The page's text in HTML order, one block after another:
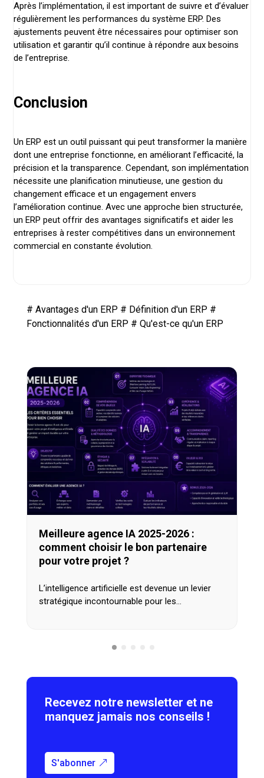
Après l’implémentation, il est important de suivre et d’évaluer
régulièrement les performances du système ERP. Des
ajustements peuvent être nécessaires pour optimiser son
utilisation et garantir qu’il continue à répondre aux besoins
de l’entreprise.
Conclusion
Un ERP est un outil puissant qui peut transformer la manière
dont une entreprise fonctionne, en améliorant l’efficacité, la
précision et la transparence. Cependant, son implémentation
nécessite une planification minutieuse, une gestion du
changement efficace et un engagement envers
l’amélioration continue. Avec une approche bien structurée,
un ERP peut offrir des avantages significatifs et aider les
entreprises à rester compétitives dans un environnement
commercial en constante évolution.
# Avantages d'un ERP # Définition d'un ERP #
Fonctionnalités d'un ERP # Qu'est-ce qu'un ERP
Meilleure agence IA 2025-2026 :
comment choisir le bon partenaire
pour votre projet ?
L’intelligence artificielle est devenue un levier
stratégique incontournable pour les…
Recevez notre newsletter et ne
manquez jamais nos conseils !
S'abonner